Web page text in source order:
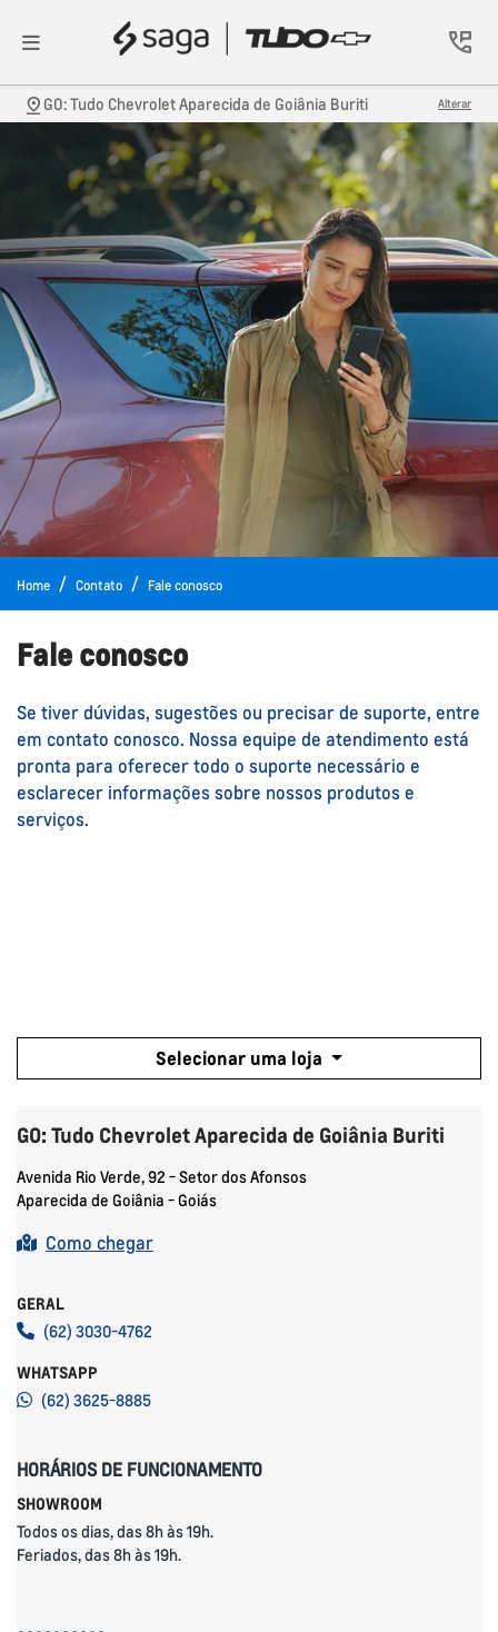
GO: Tudo Chevrolet Aparecida de Goiânia Buriti Alterar
Home Contato Fale conosco
Fale conosco
Se tiver dúvidas, sugestões ou precisar de suporte, entre
em contato conosco. Nossa equipe de atendimento está
pronta para oferecer todo o suporte necessário e
esclarecer informações sobre nossos produtos e
serviços.
Selecionar uma loja
GO: Tudo Chevrolet Aparecida de Goiânia Buriti
Avenida Rio Verde, 92 - Setor dos Afonsos
Aparecida de Goiânia - Goiás
Como chegar
GERAL
(62) 3030-4762
WHATSAPP
(62) 3625-8885
HORÁRIOS DE FUNCIONAMENTO
SHOWROOM
Todos os dias, das 8h às 19h.
Feriados, das 8h às 19h.